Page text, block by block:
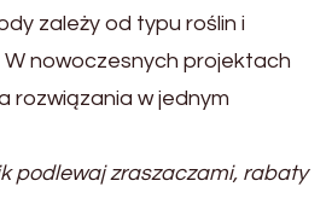
zależy od typu roślin i
nowoczesnych projektach
rozwiązania w jednym
podlewaj zraszaczami, rabaty